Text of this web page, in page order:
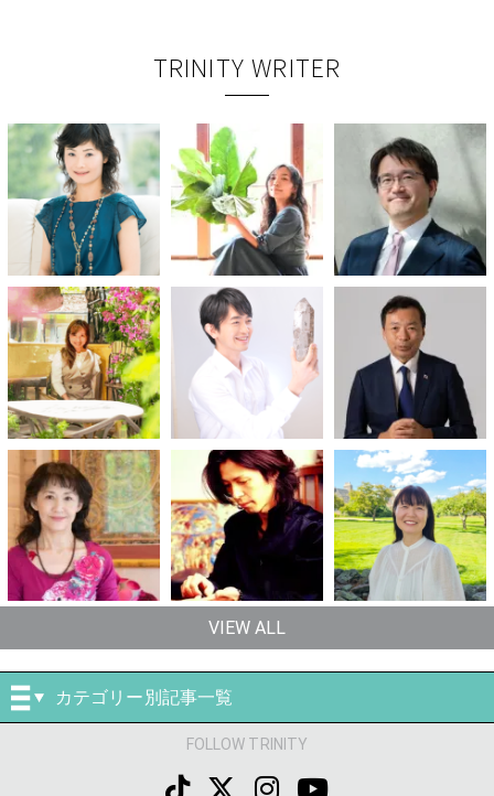
TRINITY WRITER
VIEW ALL
カテゴリー別記事一覧
FOLLOW TRINITY